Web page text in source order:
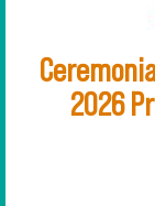
2026